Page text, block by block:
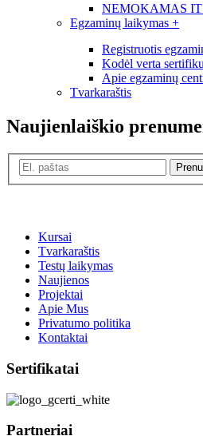
NEMOKAMAS IT
Egzaminų laikymas +
Registruotis
Kodėl verta
Apie egzaminų
Tvarkaraštis
Naujienlaiškio
Kursai
Tvarkaraštis
Testų laikymas
Naujienos
Projektai
Apie Mus
Privatumo politika
Kontaktai
Sertifikatai
Partneriai